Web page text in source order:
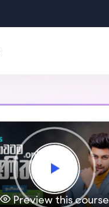
Preview this course